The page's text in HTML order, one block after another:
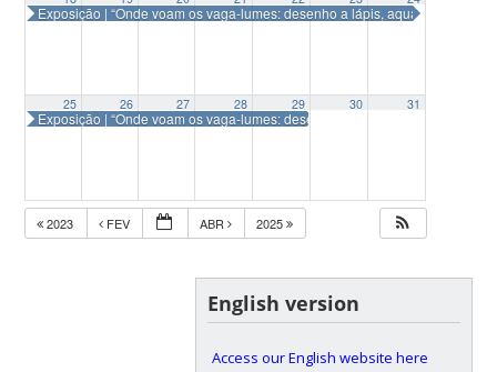
Exposição | “Onde voam os vaga-lumes: desenho a lápis, aquarela e
25
Exposição | “Onde voam os vaga-lumes: desenho a lápis, aquarela e
26 27 28 29 30 31
2023 FEV ABR 2025
English version
Access our English website here